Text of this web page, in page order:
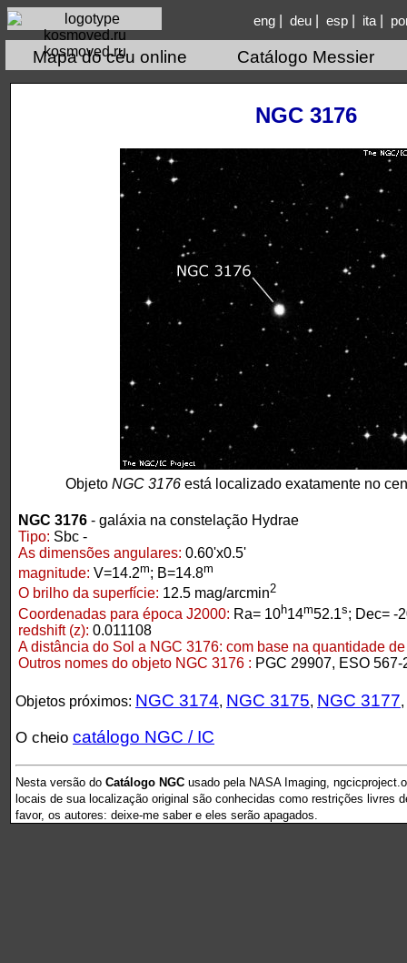
kosmoved.ru
eng| deu| esp| ita|
Mapa do céu online Catálogo Messier
NGC 3176
Objeto NGC 3176 está localizado exatamente no
NGC 3176 - galáxia na constelação Hydrae
Tipo: Sbc -
As dimensões angulares: 0.60'x0.5'
magnitude: V=14.2m; B=14.8m
O brilho da superfície: 12.5 mag/arcmin2
Coordenadas para época J2000: Ra= 10h14m52.1s; Dec= -
redshift (z): 0.011108
A distância do Sol a NGC 3176: com base na quantidade
Outros nomes do objeto NGC 3176 : PGC 29907, ESO 567-
Objetos próximos: NGC 3174, NGC 3175, NGC 3177,
O cheio catálogo NGC / IC
Nesta versão do Catálogo NGC usado pela NASA Imaging,
locais de sua localização original são conhecidas como restrições livres
favor, os autores: deixe-me saber e eles serão apagados.